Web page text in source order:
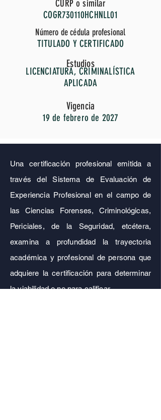
CURP o similar
COGR730110HCHNLL01
Número de cédula profesional
TITULADO Y CERTIFICADO
Estudios
LICENCIATURA, CRIMINALÍSTICA
APLICADA
Vigencia
19 de febrero de 2027
Una certificación profesional emitida a
través del Sistema de Evaluación de
Experiencia Profesional en el campo de
las Ciencias Forenses, Criminológicas,
Periciales, de la Seguridad, etcétera,
examina a profundidad la trayectoria
académica y profesional de persona que
adquiere la certificación para determinar
la viabilidad o no para calificar.